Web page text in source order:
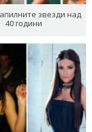
звезди над
40 години